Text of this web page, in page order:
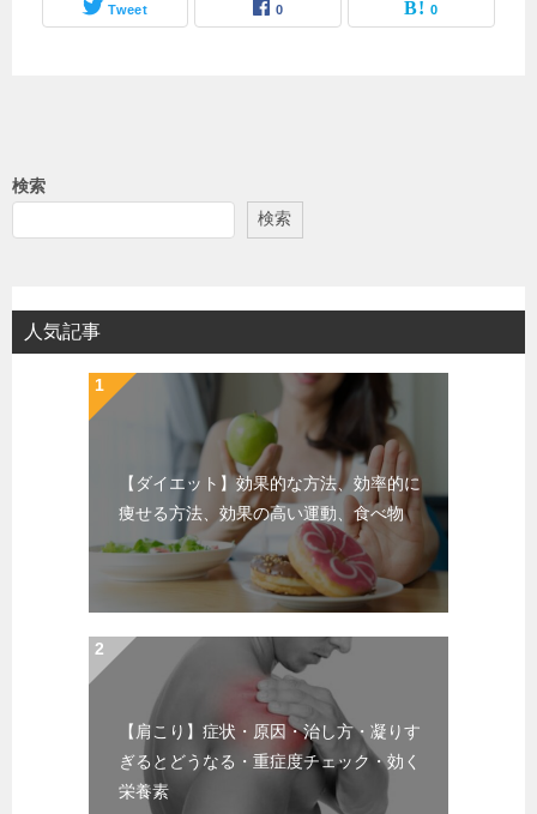
Tweet 0 0
検索
検索
人気記事
【ダイエット】効果的な方法、効率的に
痩せる方法、効果の高い運動、食べ物
【肩こり】症状・原因・治し方・凝りす
ぎるとどうなる・重症度チェック・効く
栄養素